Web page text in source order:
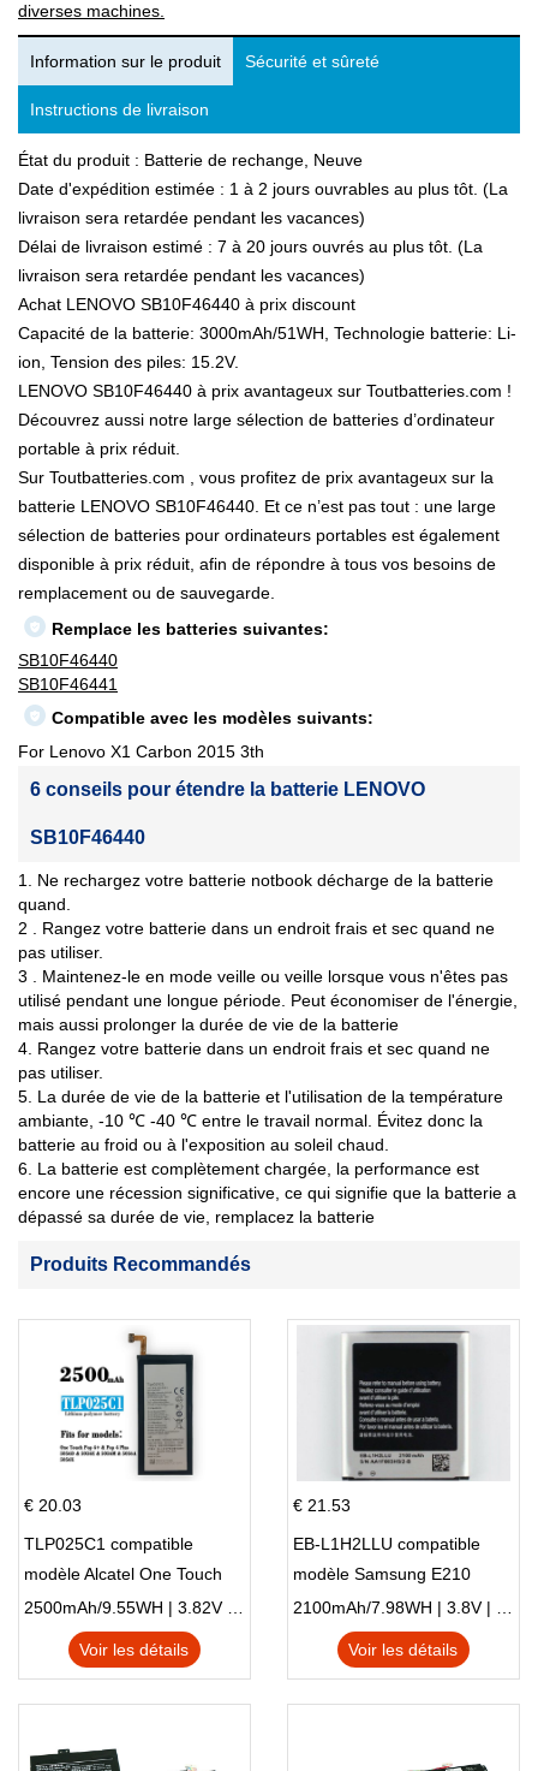
diverses machines.
Information sur le produit Sécurité et sûreté
Instructions de livraison
État du produit : Batterie de rechange, Neuve
Date d'expédition estimée : 1 à 2 jours ouvrables au plus tôt. (La
livraison sera retardée pendant les vacances)
Délai de livraison estimé : 7 à 20 jours ouvrés au plus tôt. (La
livraison sera retardée pendant les vacances)
Achat LENOVO SB10F46440 à prix discount
Capacité de la batterie: 3000mAh/51WH, Technologie batterie: Li-
ion, Tension des piles: 15.2V.
LENOVO SB10F46440 à prix avantageux sur Toutbatteries.com !
Découvrez aussi notre large sélection de batteries d’ordinateur
portable à prix réduit.
Sur Toutbatteries.com , vous profitez de prix avantageux sur la
batterie LENOVO SB10F46440. Et ce n’est pas tout : une large
sélection de batteries pour ordinateurs portables est également
disponible à prix réduit, afin de répondre à tous vos besoins de
remplacement ou de sauvegarde.
Remplace les batteries suivantes:
SB10F46440
SB10F46441
Compatible avec les modèles suivants:
For Lenovo X1 Carbon 2015 3th
6 conseils pour étendre la batterie LENOVO
SB10F46440
1. Ne rechargez votre batterie notbook décharge de la batterie
quand.
2 . Rangez votre batterie dans un endroit frais et sec quand ne
pas utiliser.
3 . Maintenez-le en mode veille ou veille lorsque vous n'êtes pas
utilisé pendant une longue période. Peut économiser de l'énergie,
mais aussi prolonger la durée de vie de la batterie
4. Rangez votre batterie dans un endroit frais et sec quand ne
pas utiliser.
5. La durée de vie de la batterie et l'utilisation de la température
ambiante, -10 ℃ -40 ℃ entre le travail normal. Évitez donc la
batterie au froid ou à l'exposition au soleil chaud.
6. La batterie est complètement chargée, la performance est
encore une récession significative, ce qui signifie que la batterie a
dépassé sa durée de vie, remplacez la batterie
Produits Recommandés
€ 20.03
TLP025C1 compatible
modèle Alcatel One Touch
Pop 4 Plus OT-5056D
2500mAh/9.55WH | 3.82V | Li-ion ...
Voir les détails
€ 21.53
EB-L1H2LLU compatible
modèle Samsung E210
E210K i939
2100mAh/7.98WH | 3.8V | Li-ion ...
Voir les détails